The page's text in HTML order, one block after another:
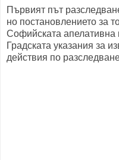
Първият път
но постановлението за
Софийската апелативна
Градската указания за
действия по